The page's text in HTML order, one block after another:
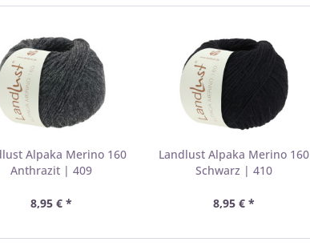
Alpaka Merino 160
Anthrazit | 409
8,95 € *
Landlust Alpaka Merino 160
Schwarz | 410
8,95 € *